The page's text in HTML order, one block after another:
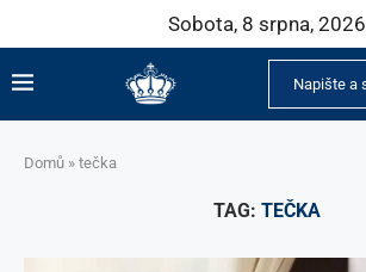
Sobota, 8 srpna, 2026
Domů » tečka
TAG: TEČKA